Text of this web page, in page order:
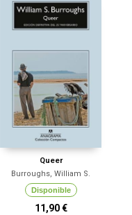
Queer
Burroughs, William S.
Disponible
11,90 €